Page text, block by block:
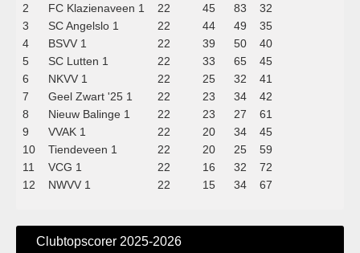
2
FC Klazienaveen 1 22 45 83
32
3
SC Angelslo 1 22 44 49
35
4
BSVV 1 22 39 50
40
5
SC Lutten 1 22 33 65
45
6
NKVV 1 22 25 32
41
7
Geel Zwart '25 1 22 23 34
42
8
Nieuw Balinge 1 22 23 27
61
9
VVAK 1 22 20 34
45
10
Tiendeveen 1 22 20 25
59
11
VCG 1 22 16 32
72
12
NWVV 1 22 15 34 67
Clubtopscorer 2025-2026